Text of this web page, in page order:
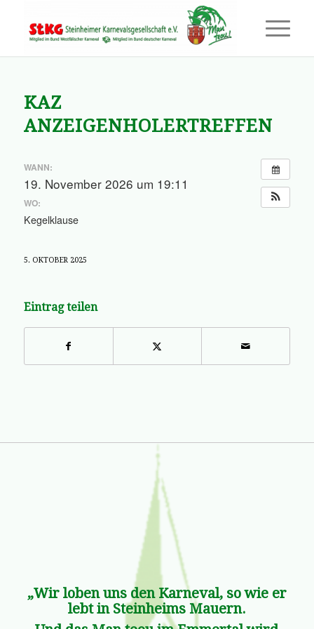
KAZ
ANZEIGENHOLERTREFFEN
WANN:
19. November 2026 um 19:11
WO:
Kegelklause
5. OKTOBER 2025
Eintrag teilen
„Wir loben uns den Karneval, so wie er
lebt in Steinheims Mauern.